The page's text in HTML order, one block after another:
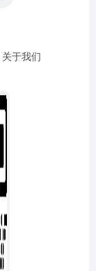
关于我们